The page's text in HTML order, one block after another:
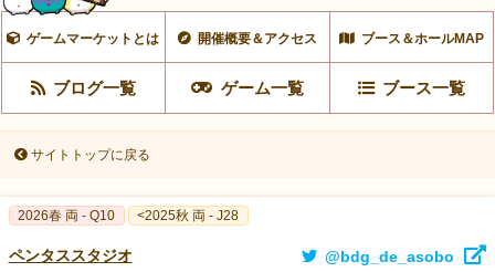
ゲームマーケットとは 開催概要＆アクセス ブース＆ホールMAP
ブログ一覧 ゲーム一覧 ブース一覧
サイトトップに戻る
2026春 両 - Q10 <2025秋 両 - J28
ペンタススタジオ @bdg_de_asobo